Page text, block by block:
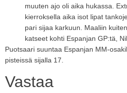
muuten ajo oli aika hukassa.
kierroksella aika isot lipat
pari sijaa karkuun. Maaliin
katseet kohti Espanjan GP:tä,
Puotsaari suuntaa Espanjan MM-
pisteissä sijalla 17.
Vastaa